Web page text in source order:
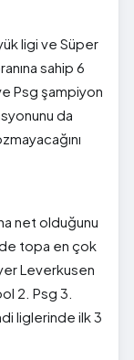
ligi ve Süper
sahip 6
Psg şampiyon
da
net olduğunu
topa en çok
Leverkusen
2. Psg 3.
liglerinde ilk 3